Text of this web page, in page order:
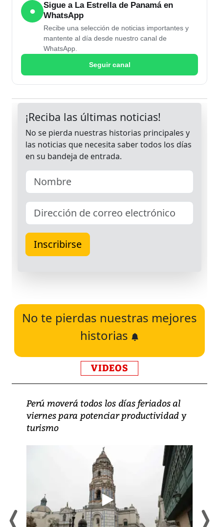
●
Sigue a La Estrella de Panamá en
WhatsApp
Recibe una selección de noticias importantes y
mantente al día desde nuestro canal de
WhatsApp.
Seguir canal
No te pierdas nuestras mejores
historias
VIDEOS
Perú moverá todos los días feriados al
viernes para potenciar productividad y
turismo